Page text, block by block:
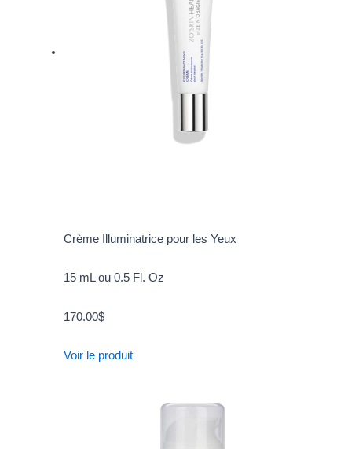
Crème Illuminatrice pour les Yeux
15 mL ou 0.5 Fl. Oz
170.00$
Voir le produit